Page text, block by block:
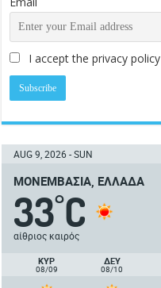
I accept the privacy policy
AUG 9, 2026 - SUN
ΜΟΝΕΜΒΑΣΙΆ, ΕΛΛΆΔΑ
33°C
αίθριος καιρός
ΚΥΡ
08/09
ΔΕΥ
08/10